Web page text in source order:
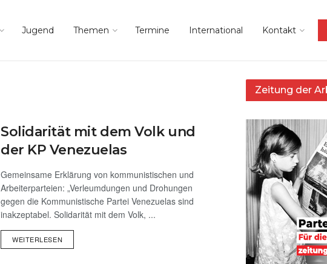
Jugend Themen Termine International Kontakt
Solidarität mit dem Volk und
der KP Venezuelas
Gemeinsame Erklärung von kommunistischen und
Arbeiterparteien: „Verleumdungen und Drohungen
gegen die Kommunistische Partei Venezuelas sind
inakzeptabel. Solidarität mit dem Volk, ...
WEITERLESEN
Zeitung der